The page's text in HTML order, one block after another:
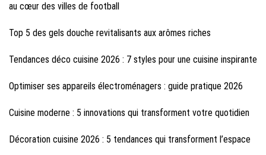
au cœur des villes de football
Top 5 des gels douche revitalisants aux arômes riches
Tendances déco cuisine 2026 : 7 styles pour une cuisine inspirante
Optimiser ses appareils électroménagers : guide pratique 2026
Cuisine moderne : 5 innovations qui transforment votre quotidien
Décoration cuisine 2026 : 5 tendances qui transforment l’espace